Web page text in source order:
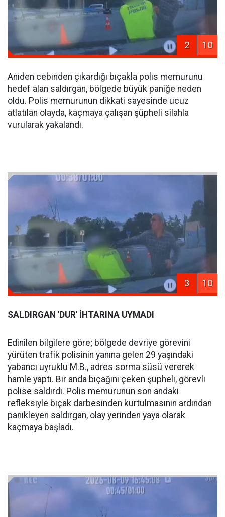
2 10
Aniden cebinden çıkardığı bıçakla polis memurunu
hedef alan saldırgan, bölgede büyük paniğe neden
oldu. Polis memurunun dikkati sayesinde ucuz
atlatılan olayda, kaçmaya çalışan şüpheli silahla
vurularak yakalandı.
3 10
SALDIRGAN 'DUR' İHTARINA UYMADI
Edinilen bilgilere göre; bölgede devriye görevini
yürüten trafik polisinin yanına gelen 29 yaşındaki
yabancı uyruklu M.B., adres sorma süsü vererek
hamle yaptı. Bir anda bıçağını çeken şüpheli, görevli
polise saldırdı. Polis memurunun son andaki
refleksiyle bıçak darbesinden kurtulmasının ardından
panikleyen saldırgan, olay yerinden yaya olarak
kaçmaya başladı.